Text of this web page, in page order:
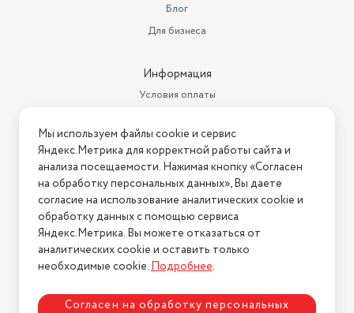
Блог
Для бизнеса
Информация
Условия оплаты
Условия возврата
Нашли ошибку на сайте? Напишите нам
2026 © Интернет-магазин "АстМаркет". У нас есть всё!
Политика конфиденциальности
Мы используем файлы cookie и сервис
Яндекс.Метрика для корректной работы сайта и
анализа посещаемости. Нажимая кнопку «Согласен
на обработку персональных данных», Вы даете
согласие на использование аналитических cookie и
обработку данных с помощью сервиса
Яндекс.Метрика. Вы можете отказаться от
аналитических cookie и оставить только
необходимые cookie.Подробнее.
Согласен на обработку персональных